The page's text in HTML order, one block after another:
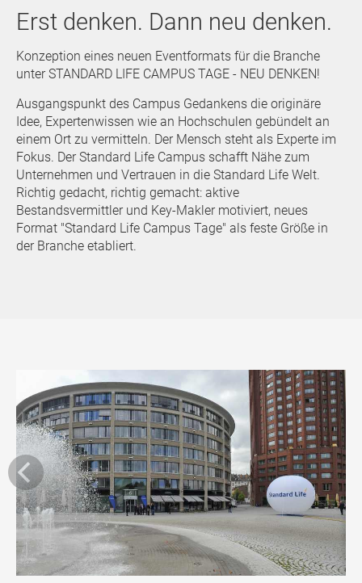
Erst denken. Dann neu denken.
Konzeption eines neuen Eventformats für die Branche
unter STANDARD LIFE CAMPUS TAGE - NEU DENKEN!
Ausgangspunkt des Campus Gedankens die originäre
Idee, Expertenwissen wie an Hochschulen gebündelt an
einem Ort zu vermitteln. Der Mensch steht als Experte im
Fokus. Der Standard Life Campus schafft Nähe zum
Unternehmen und Vertrauen in die Standard Life Welt.
Richtig gedacht, richtig gemacht: aktive
Bestandsvermittler und Key-Makler motiviert, neues
Format "Standard Life Campus Tage" als feste Größe in
der Branche etabliert.